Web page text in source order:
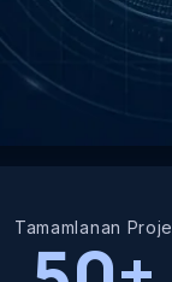
Tamamlanan Proje